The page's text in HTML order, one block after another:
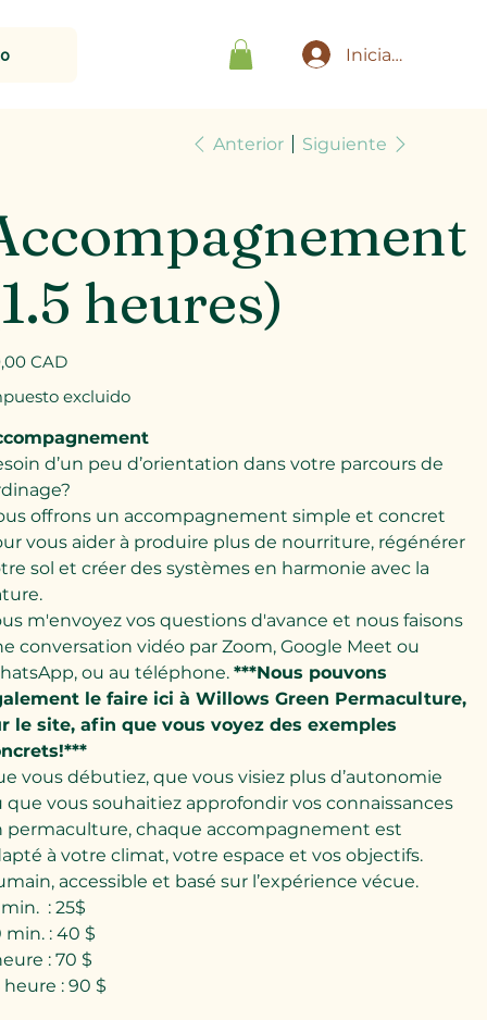
Iniciar sesión
Anterior Siguiente
heures)
CAD
excluido
d’un peu d’orientation dans votre parcours de
offrons un accompagnement simple et concret
vous aider à produire plus de nourriture, régénérer
sol et créer des systèmes en harmonie avec la
m'envoyez vos questions d'avance et nous faisons
conversation vidéo par Zoom, Google Meet ou
ou au téléphone. ***Nous pouvons
le faire ici à Willows Green Permaculture,
le site, afin que vous voyez des exemples
vous débutiez, que vous visiez plus d’autonomie
que vous souhaitiez approfondir vos connaissances
permaculture, chaque accompagnement est
à votre climat, votre espace et vos objectifs.
accessible et basé sur l’expérience vécue.
min. : 25$
min. : 40 $
: 70 $
heure : 90 $